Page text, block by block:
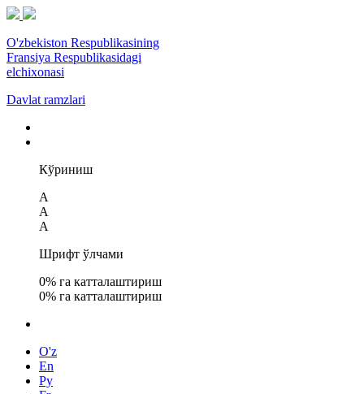
O'zbekiston Respublikasining
Fransiya Respublikasidagi
elchixonasi
Davlat ramzlari
Кўриниш
A
A
A
Шрифт ўлчами
0% га катталаштириш
0% га катталаштириш
O'z
En
Ру